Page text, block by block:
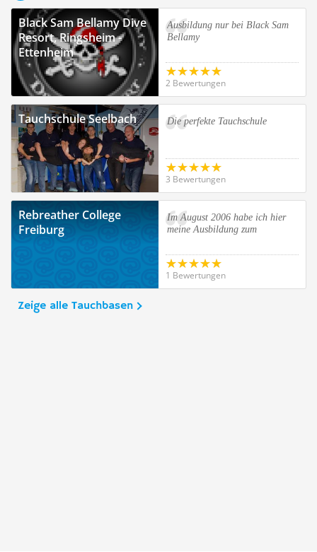
Black Sam Bellamy Dive
Resort, Ringsheim -
Ettenheim
Ausbildung nur bei Black Sam
Bellamy
2 Bewertungen
Tauchschule Seelbach Die perfekte Tauchschule
3 Bewertungen
Rebreather College
Freiburg
Im August 2006 habe ich hier
meine Ausbildung zum
1 Bewertungen
Zeige alle Tauchbasen